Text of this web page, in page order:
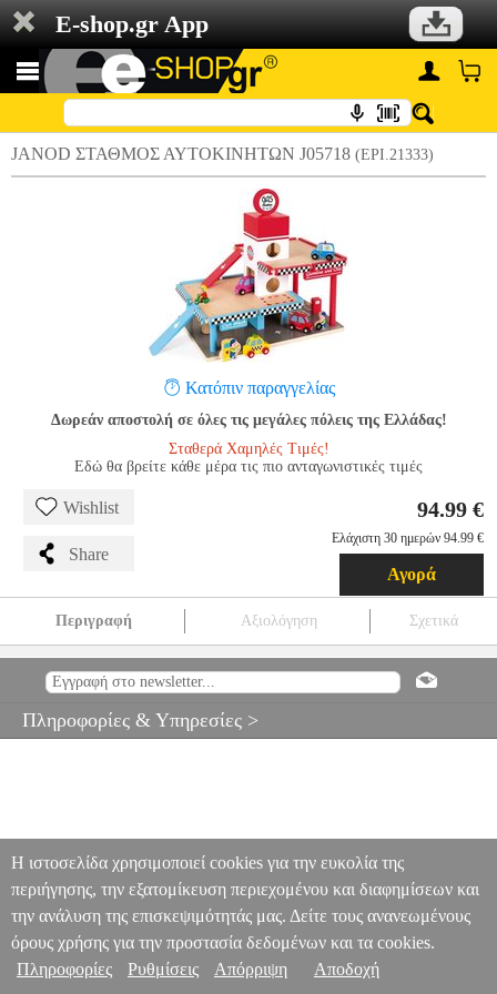
E-shop.gr App
JANOD ΣΤΑΘΜΟΣ ΑΥΤΟΚΙΝΗΤΩΝ J05718 (EPI.21333)
Κατόπιν παραγγελίας
Δωρεάν αποστολή σε όλες τις μεγάλες πόλεις της Ελλάδας!
Σταθερά Χαμηλές Τιμές!
Εδώ θα βρείτε κάθε μέρα τις πιο ανταγωνιστικές τιμές
Wishlist
Share
94.99 €
Ελάχιστη 30 ημερών 94.99 €
Αγορά
Περιγραφή Αξιολόγηση Σχετικά
EPI.21333 - - ΕΚΠΑΙΔΕΥΤΙΚΑ
JANOD ΣΤΑΘΜΟΣ
94.99
Πληροφορίες & Υπηρεσίες >
Η ιστοσελίδα χρησιμοποιεί cookies για την ευκολία της
περιήγησης, την εξατομίκευση περιεχομένου και διαφημίσεων και
την ανάλυση της επισκεψιμότητάς μας. Δείτε τους ανανεωμένους
όρους χρήσης για την προστασία δεδομένων και τα cookies.
Πληροφορίες
Ρυθμίσεις Απόρριψη Αποδοχή